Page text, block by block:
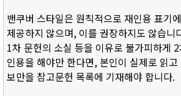
밴쿠버 스타일은 원칙적으로 재인용 표기
제공하지 않으며, 이를 권장하지도 않습니
1차 문헌의 소실 등을 이유로 불가피하게
인용을 해야만 한다면, 본인이 실제로 읽
보만을 참고문헌 목록에 기재해야 합니다.